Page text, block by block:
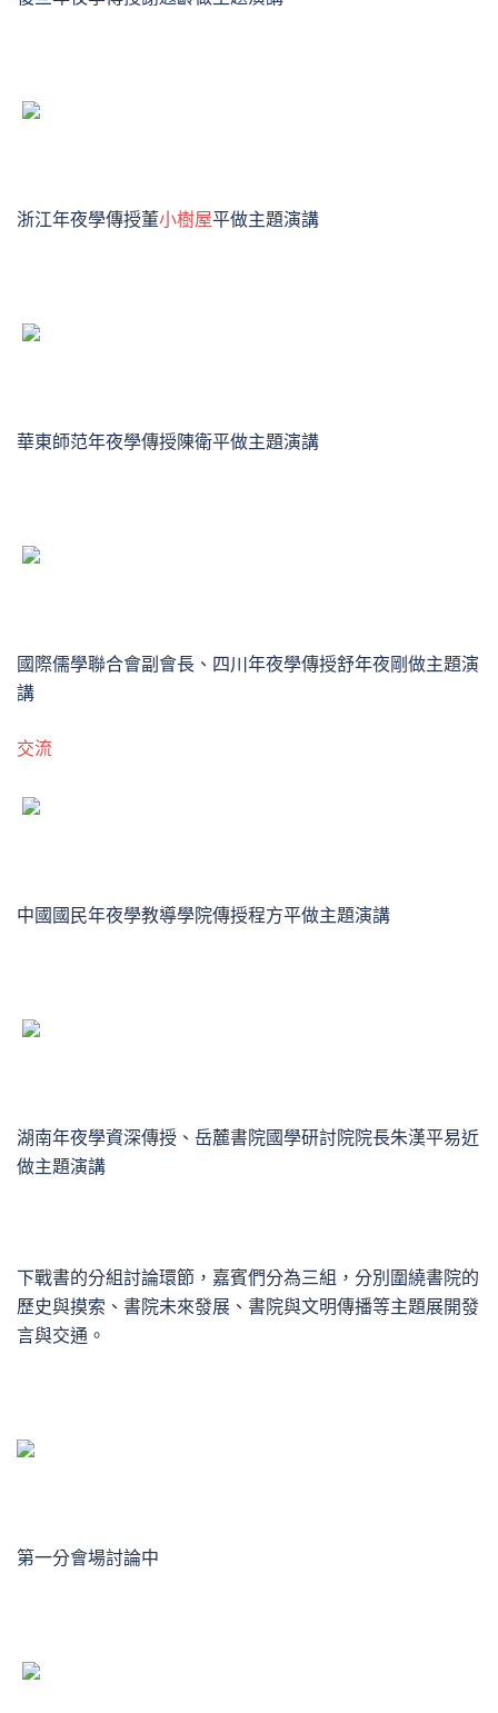
浙江年夜學傳授董小樹屋平做主題演講
華東師范年夜學傳授陳衛平做主題演講
國際儒學聯合會副會長、四川年夜學傳授舒年夜剛做主題演
講
交流
中國國民年夜學教導學院傳授程方平做主題演講
湖南年夜學資深傳授、岳麓書院國學研討院院長朱漢平易近
做主題演講
下戰書的分組討論環節，嘉賓們分為三組，分別圍繞書院的
歷史與摸索、書院未來發展、書院與文明傳播等主題展開發
言與交通。
第一分會場討論中